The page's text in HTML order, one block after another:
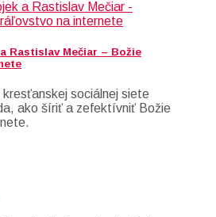
Rastislav Mečiar – Božie
sociálnej siete
ako šíriť a zefektívniť Božie